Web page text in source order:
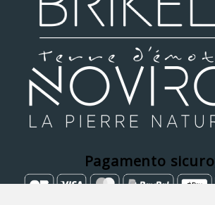
Pagamento sicuro